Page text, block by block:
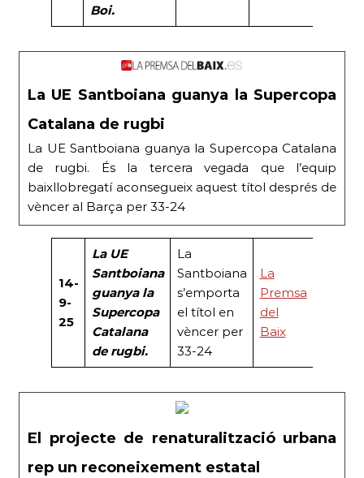
Boi.
La UE Santboiana guanya la Supercopa
Catalana de rugbi
La UE Santboiana guanya la Supercopa Catalana
de rugbi. És la tercera vegada que l’equip
baixllobregatí aconsegueix aquest títol després de
vèncer al Barça per 33-24
14-
9-
25
La UE
Santboiana
guanya la
Supercopa
Catalana
de rugbi.
La
Santboiana
s’emporta
el títol en
vèncer per
33-24
La
Premsa
del
Baix
El projecte de renaturalització urbana
rep un reconeixement estatal